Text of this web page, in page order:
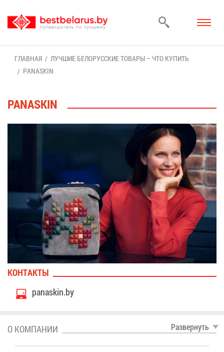
ГЛАВ­НАЯ
ЛУЧ­ШИЕ БЕ­ЛО­РУС­СКИЕ ТО­ВА­РЫ – ЧТО КУ­ПИТЬ
PANASKIN
PANASKIN
КОН­ТАК­ТЫ
panaskin.by
Раз­вер­нуть
О КОМ­ПА­НИИ